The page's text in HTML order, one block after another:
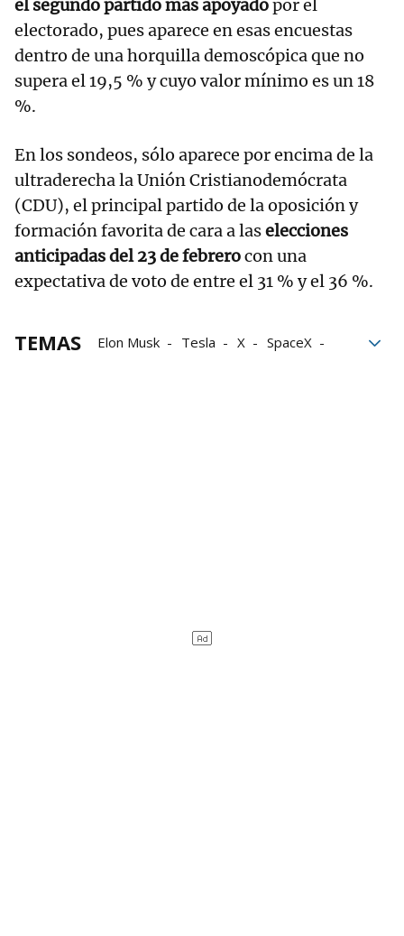
el segundo partido más apoyadopor el
electorado, pues aparece en esas encuestas
dentro de una horquilla demoscópica que no
supera el 19,5 % y cuyo valor mínimo es un 18
%.
En los sondeos, sólo aparece por encima de la
ultraderecha la Unión Cristianodemócrata
(CDU), el principal partido de la oposición y
formación favorita de cara a laselecciones
anticipadas del 23 de febrerocon una
expectativa de voto de entre el 31 % y el 36 %.
TEMAS Elon Musk Tesla X
SpaceX